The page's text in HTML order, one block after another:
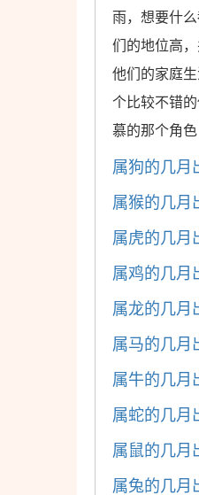
雨，想要什
们的地位高
他们的家庭
个比较不错
慕的那个角
属狗的几月
属猴的几月
属虎的几月
属鸡的几月
属龙的几月
属马的几月
属牛的几月
属蛇的几月
属鼠的几月
属兔的几月